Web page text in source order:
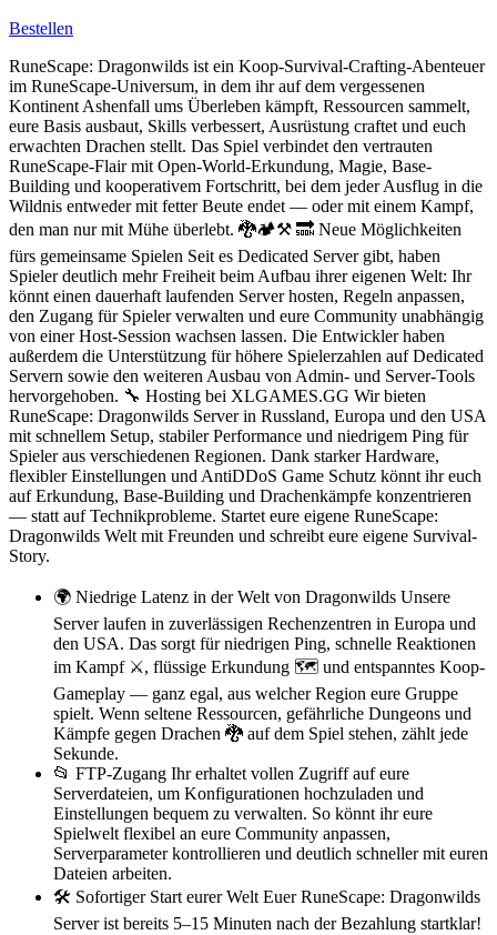
Bestellen
RuneScape: Dragonwilds ist ein Koop-Survival-Crafting-Abenteuer
im RuneScape-Universum, in dem ihr auf dem vergessenen
Kontinent Ashenfall ums Überleben kämpft, Ressourcen sammelt,
eure Basis ausbaut, Skills verbessert, Ausrüstung craftet und euch
erwachten Drachen stellt. Das Spiel verbindet den vertrauten
RuneScape-Flair mit Open-World-Erkundung, Magie, Base-
Building und kooperativem Fortschritt, bei dem jeder Ausflug in die
Wildnis entweder mit fetter Beute endet — oder mit einem Kampf,
den man nur mit Mühe überlebt. 🐉🏕️⚒️ 🔜 Neue Möglichkeiten
fürs gemeinsame Spielen Seit es Dedicated Server gibt, haben
Spieler deutlich mehr Freiheit beim Aufbau ihrer eigenen Welt: Ihr
könnt einen dauerhaft laufenden Server hosten, Regeln anpassen,
den Zugang für Spieler verwalten und eure Community unabhängig
von einer Host-Session wachsen lassen. Die Entwickler haben
außerdem die Unterstützung für höhere Spielerzahlen auf Dedicated
Servern sowie den weiteren Ausbau von Admin- und Server-Tools
hervorgehoben. 🔧 Hosting bei XLGAMES.GG Wir bieten
RuneScape: Dragonwilds Server in Russland, Europa und den USA
mit schnellem Setup, stabiler Performance und niedrigem Ping für
Spieler aus verschiedenen Regionen. Dank starker Hardware,
flexibler Einstellungen und AntiDDoS Game Schutz könnt ihr euch
auf Erkundung, Base-Building und Drachenkämpfe konzentrieren
— statt auf Technikprobleme. Startet eure eigene RuneScape:
Dragonwilds Welt mit Freunden und schreibt eure eigene Survival-
Story.
🌍 Niedrige Latenz in der Welt von Dragonwilds Unsere
Server laufen in zuverlässigen Rechenzentren in Europa und
den USA. Das sorgt für niedrigen Ping, schnelle Reaktionen
im Kampf ⚔️, flüssige Erkundung 🗺️ und entspanntes Koop-
Gameplay — ganz egal, aus welcher Region eure Gruppe
spielt. Wenn seltene Ressourcen, gefährliche Dungeons und
Kämpfe gegen Drachen 🐉 auf dem Spiel stehen, zählt jede
Sekunde.
📂 FTP-Zugang Ihr erhaltet vollen Zugriff auf eure
Serverdateien, um Konfigurationen hochzuladen und
Einstellungen bequem zu verwalten. So könnt ihr eure
Spielwelt flexibel an eure Community anpassen,
Serverparameter kontrollieren und deutlich schneller mit euren
Dateien arbeiten.
🛠️ Sofortiger Start eurer Welt Euer RuneScape: Dragonwilds
Server ist bereits 5–15 Minuten nach der Bezahlung startklar!